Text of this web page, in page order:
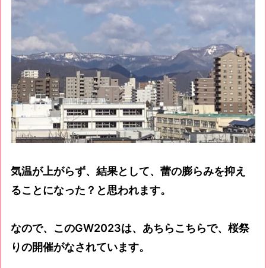
気温が上がらず、結果として、蕾の膨らみを抑え
ることになった？と思われます。
なので、このGW2023は、あちらこちらで、桜祭
りの開催がなされています。